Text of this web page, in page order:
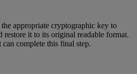
appropriate cryptographic key to
restore it to its original readable format.
complete this final step.